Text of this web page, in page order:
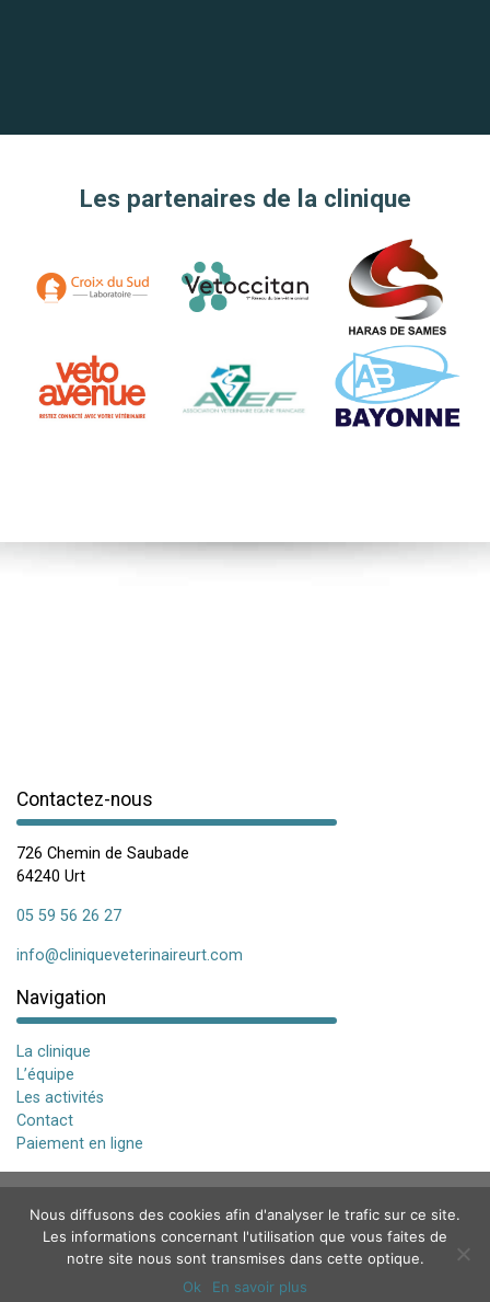
Les partenaires de la clinique
Contactez-nous
726 Chemin de Saubade
64240 Urt
05 59 56 26 27
info@cliniqueveterinaireurt.com
Navigation
La clinique
L’équipe
Les activités
Contact
Paiement en ligne
Nous diffusons des cookies afin d'analyser le trafic sur ce site.
Les informations concernant l'utilisation que vous faites de
notre site nous sont transmises dans cette optique.
Ok
En savoir plus